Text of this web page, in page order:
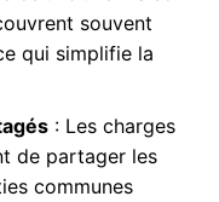
souvent
qui simplifie la
: Les charges
de partager les
communes